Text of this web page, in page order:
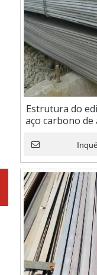
Barra plana laminada a
alta temperatura de aço
carbono
Estrutura do
aço carbono